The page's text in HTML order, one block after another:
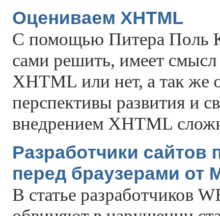
Оцениваем XHTML
C помощью Питера Поль
сами решить, имеет смысл
XHTML или нет, а так же
перспективы развития и
внедрением XHTML
Разработчики сайтов
перед браузерами от
В статье разработчиков